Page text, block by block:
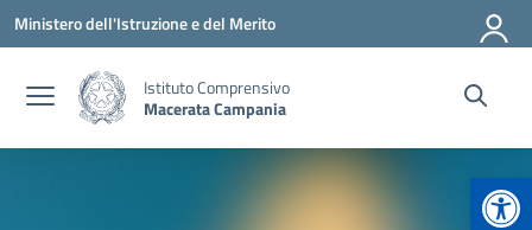
Vai ai contenuti
Vai al menu di navigazione
Vai al footer
Ministero dell'Istruzione e del Merito
Istituto Comprensivo
Macerata Campania